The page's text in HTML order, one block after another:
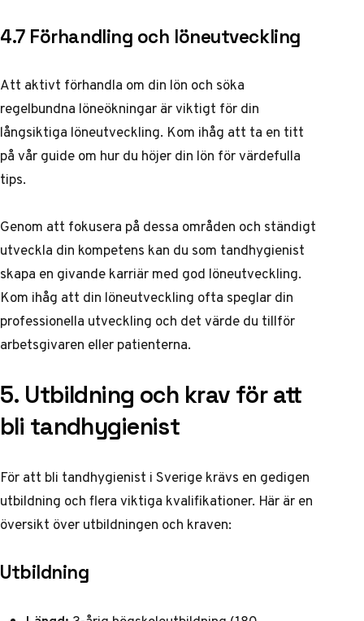
4.7 Förhandling och löneutveckling
Att aktivt förhandla om din lön och söka
regelbundna löneökningar är viktigt för din
långsiktiga löneutveckling. Kom ihåg att ta en titt
på vår guide om hur du höjer din lön för värdefulla
tips.
Genom att fokusera på dessa områden och ständigt
utveckla din kompetens kan du som tandhygienist
skapa en givande karriär med god löneutveckling.
Kom ihåg att din löneutveckling ofta speglar din
professionella utveckling och det värde du tillför
arbetsgivaren eller patienterna.
5. Utbildning och krav för att
bli tandhygienist
För att bli tandhygienist i Sverige krävs en gedigen
utbildning och flera viktiga kvalifikationer. Här är en
översikt över utbildningen och kraven:
Utbildning